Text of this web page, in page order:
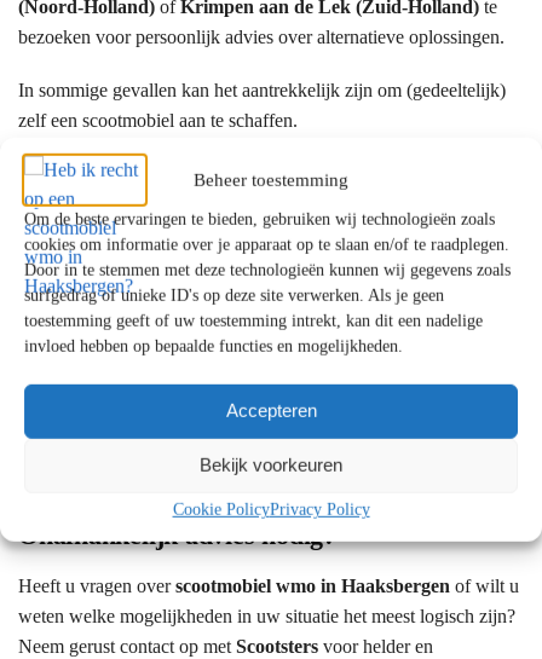
Beheer toestemming
Om de beste ervaringen te bieden, gebruiken wij technologieën zoals
cookies om informatie over je apparaat op te slaan en/of te raadplegen.
Door in te stemmen met deze technologieën kunnen wij gegevens zoals
surfgedrag of unieke ID's op deze site verwerken. Als je geen
toestemming geeft of uw toestemming intrekt, kan dit een nadelige
invloed hebben op bepaalde functies en mogelijkheden.
Accepteren
Bekijk voorkeuren
Cookie PolicyPrivacy Policy
(Noord-Holland) ofKrimpen aan de Lek (Zuid-Holland) te
bezoeken voor persoonlijk advies over alternatieve oplossingen.
In sommige gevallen kan het aantrekkelijk zijn om (gedeeltelijk)
zelf een scootmobiel aan te schaffen.
Hoe vraagt u ondersteuning aan?
De aanvraag verloopt meestal via:
Het Wmo-loket van uw gemeente
Een gesprek met een Wmo-consulent
Beoordeling en besluit
Bij langdurige zorg kan ook hetCentrum Indicatiestelling Zorg
(CIZ)betrokken zijn. Officiële informatie vindt u bij de
Onafhankelijk advies nodig?
Heeft u vragen overscootmobiel wmo in Haaksbergen of wilt u
weten welke mogelijkheden in uw situatie het meest logisch zijn?
Neem gerust contact op met Scootsters voor helder en